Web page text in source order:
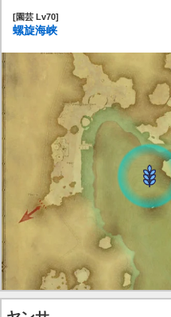
[園芸 Lv70]
螺旋海峡